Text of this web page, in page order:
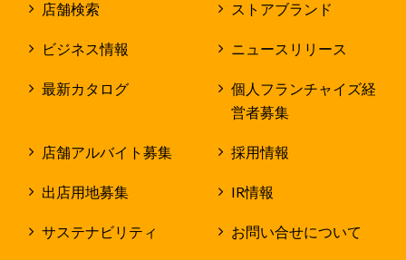
店舗検索 ストアブランド
ビジネス情報 ニュースリリース
最新カタログ
個人フランチャイズ経
営者募集
店舗アルバイト募集 採用情報
出店用地募集 IR情報
サステナビリティ お問い合せについて